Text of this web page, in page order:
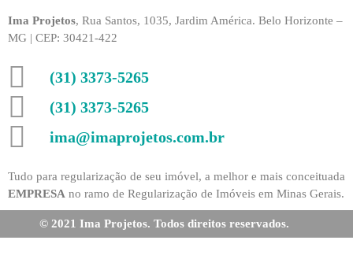
Ima Projetos, Rua Santos, 1035, Jardim América. Belo Horizonte –
MG | CEP: 30421-422
(31) 3373-5265
(31) 3373-5265
ima@imaprojetos.com.br
Tudo para regularização de seu imóvel, a melhor e mais conceituada
EMPRESA no ramo de Regularização de Imóveis em Minas Gerais.
© 2021 Ima Projetos. Todos direitos reservados.